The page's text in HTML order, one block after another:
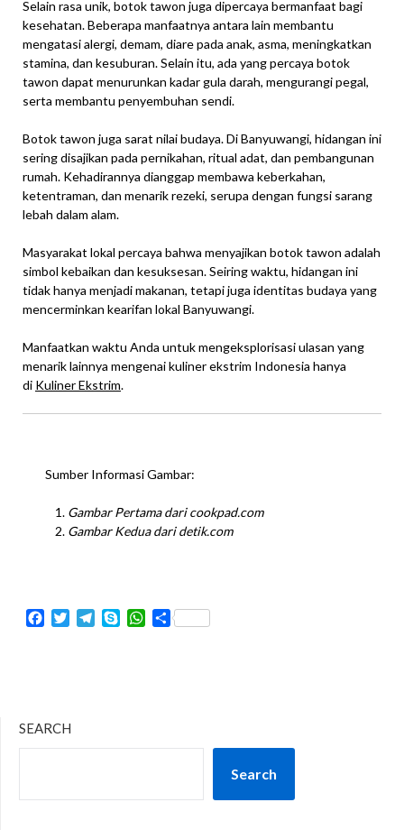
Selain rasa unik, botok tawon juga dipercaya bermanfaat bagi
kesehatan. Beberapa manfaatnya antara lain membantu
mengatasi alergi, demam, diare pada anak, asma, meningkatkan
stamina, dan kesuburan. Selain itu, ada yang percaya botok
tawon dapat menurunkan kadar gula darah, mengurangi pegal,
serta membantu penyembuhan sendi.
Botok tawon juga sarat nilai budaya. Di Banyuwangi, hidangan ini
sering disajikan pada pernikahan, ritual adat, dan pembangunan
rumah. Kehadirannya dianggap membawa keberkahan,
ketentraman, dan menarik rezeki, serupa dengan fungsi sarang
lebah dalam alam.
Masyarakat lokal percaya bahwa menyajikan botok tawon adalah
simbol kebaikan dan kesuksesan. Seiring waktu, hidangan ini
tidak hanya menjadi makanan, tetapi juga identitas budaya yang
mencerminkan kearifan lokal Banyuwangi.
Manfaatkan waktu Anda untuk mengeksplorisasi ulasan yang
menarik lainnya mengenai kuliner ekstrim Indonesia hanya
di Kuliner Ekstrim.
Sumber Informasi Gambar:
Gambar Pertamadari cookpad.com
Gambar Keduadari detik.com
Facebook
TwitterTelegramSkypeWhatsApp
Share
SEARCH
Search